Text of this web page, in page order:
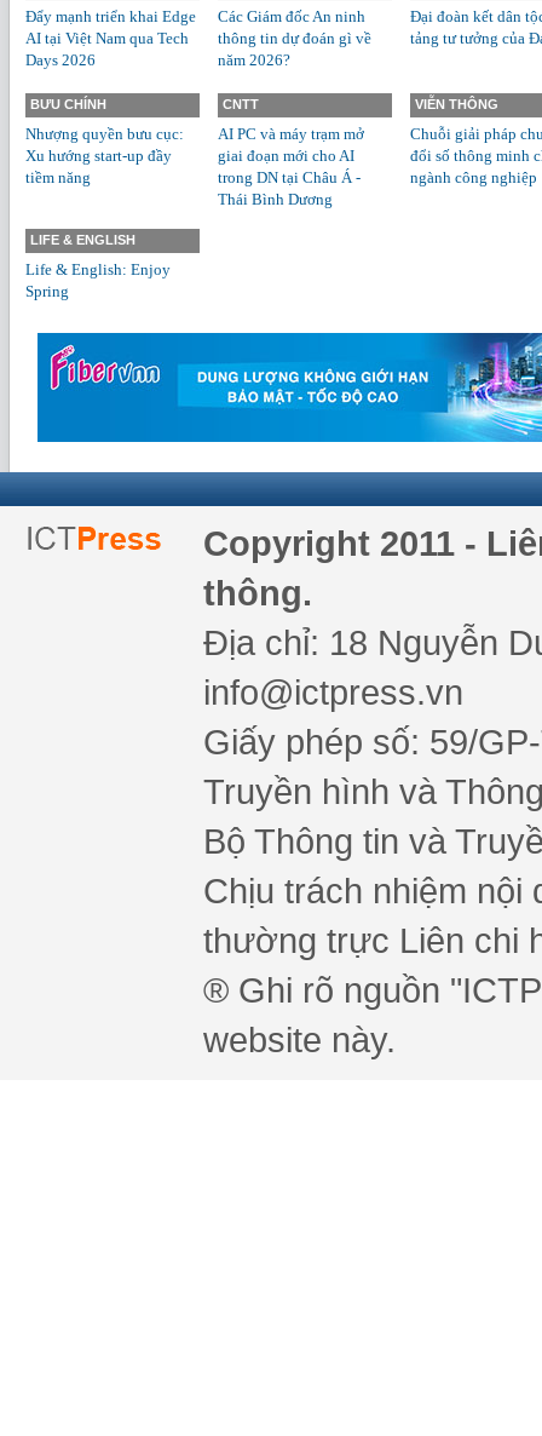
Đẩy mạnh triển khai Edge
AI tại Việt Nam qua Tech
Days 2026
Các Giám đốc An ninh
thông tin dự đoán gì về
năm 2026?
Đại đoàn kết dân
tảng tư tưởng của
BƯU CHÍNH
Nhượng quyền bưu cục:
Xu hướng start-up đầy
tiềm năng
CNTT
AI PC và máy trạm mở
giai đoạn mới cho AI
trong DN tại Châu Á -
Thái Bình Dương
VIỄN THÔNG
Chuỗi giải pháp
đổi số thông minh
ngành công nghiệp
LIFE & ENGLISH
Life & English: Enjoy
Spring
Copyright 2011 -
thông.
Địa chỉ: 18 Nguyễn
info@ictpress.vn
Giấy phép số: 59/
Truyền hình và
Bộ Thông tin và
Chịu trách nhiệm nội
thường trực Liên chi
® Ghi rõ nguồn
website này.